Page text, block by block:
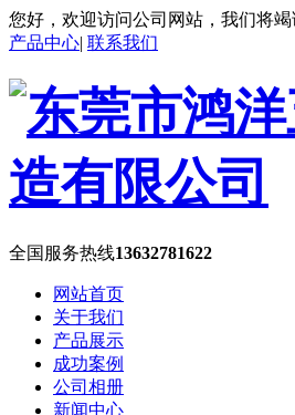
您好，欢迎访问公司网站，我们将竭
产品中心| 联系我们
全国服务热线13632781622
网站首页
关于我们
产品展示
成功案例
公司相册
新闻中心